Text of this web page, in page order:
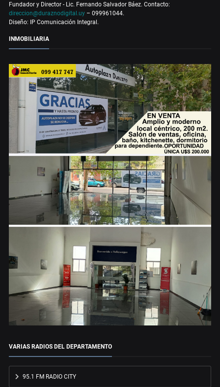
Fundador y Director - Lic. Fernando Salvador Báez. Contacto:
direccion@duraznodigital.uy – 099961044.
Diseño: IP Comunicación Integral.
INMOBILIARIA
VARIAS RADIOS DEL DEPARTAMENTO
95.1 FM RADIO CITY